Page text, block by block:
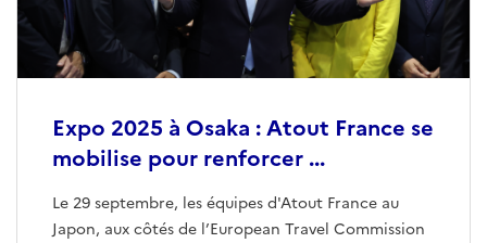
Expo 2025 à Osaka : Atout France se
mobilise pour renforcer ...
Le 29 septembre, les équipes d'Atout France au
Japon, aux côtés de l’European Travel Commission